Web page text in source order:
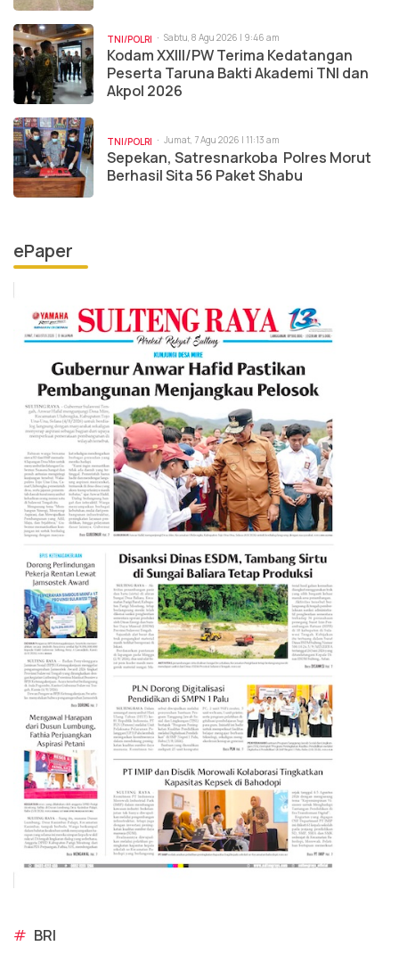
TNI/POLRI Sabtu, 8 Agu 2026 | 9:46 am
Kodam XXIII/PW Terima Kedatangan
Peserta Taruna Bakti Akademi TNI dan
Akpol 2026
TNI/POLRI Jumat, 7 Agu 2026 | 11:13 am
Sepekan, Satresnarkoba Polres Morut
Berhasil Sita 56 Paket Shabu
ePaper
# BRI